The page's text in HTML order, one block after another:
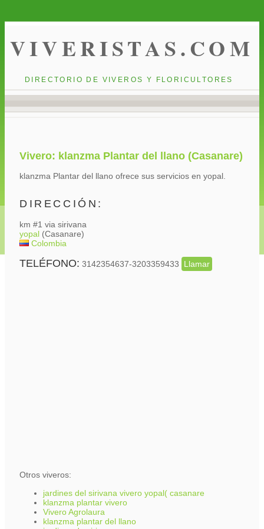
VIVERISTAS.COM
DIRECTORIO DE VIVEROS Y FLORICULTORES
Vivero: klanzma Plantar del llano (Casanare)
klanzma Plantar del llano ofrece sus servicios en yopal.
DIRECCIÓN:
km #1 via sirivana
yopal (Casanare)
Colombia
TELÉFONO: 3142354637-3203359433 Llamar
Otros viveros:
jardines del sirivana vivero yopal( casanare
klanzma plantar vivero
Vivero Agrolaura
klanzma plantar del llano